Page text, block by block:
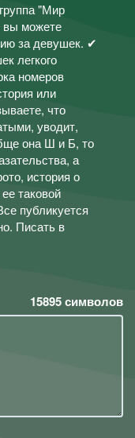
"Мир
вы можете
за девушек. ✔
легкого
номеров
или
что
уводит,
она Ш и Б, то
а
история о
таковой
публикуется
Писать в
15895символов